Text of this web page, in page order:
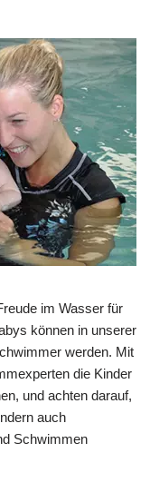
im Wasser für
können in unserer
werden. Mit
die Kinder
und achten darauf,
auch
Schwimmen